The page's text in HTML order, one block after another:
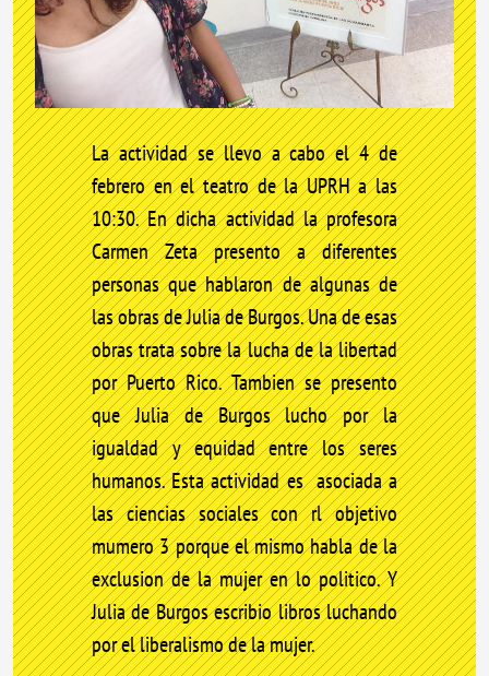
La actividad se llevo a cabo el 4 de
febrero en el teatro de la UPRH a las
10:30. En dicha actividad la profesora
Carmen Zeta presento a diferentes
personas que hablaron de algunas de
las obras de Julia de Burgos. Una de esas
obras trata sobre la lucha de la libertad
por Puerto Rico. Tambien se presento
que Julia de Burgos lucho por la
igualdad y equidad entre los seres
humanos. Esta actividad es asociada a
las ciencias sociales con rl objetivo
mumero 3 porque el mismo habla de la
exclusion de la mujer en lo politico. Y
Julia de Burgos escribio libros luchando
por el liberalismo de la mujer.